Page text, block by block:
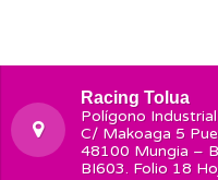
Racing Tolua
Polígono
C/ Makoaga 5
48100 Mungia –
BI603. Folio 18